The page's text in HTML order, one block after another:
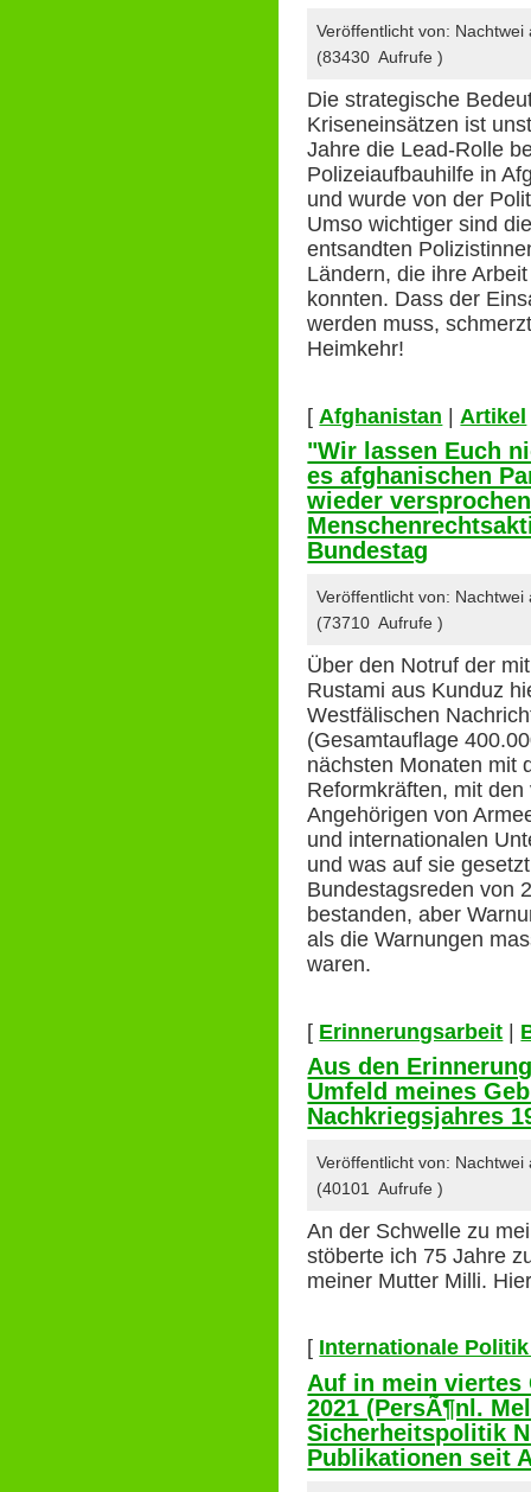
Veröffentlicht von:
(83430 Aufrufe )
Die strategische
Kriseneinsätzen ist
Jahre die Lead-Rolle
Polizeiaufbauhilfe in
und wurde von der
Umso wichtiger sind
entsandten
Ländern, die ihre
konnten. Dass der
werden muss,
Heimkehr!
[ Afghanistan | Artikel
"Wir lassen Euch
es afghanischen
wieder
Bundestag
Veröffentlicht von:
(73710 Aufrufe )
Über den Notruf der
Rustami aus Kunduz
Westfälischen
(Gesamtauflage
nächsten Monaten mit
Reformkräften, mit
Angehörigen von
und internationalen
und was auf sie
Bundestagsreden von
bestanden, aber
als die Warnungen
waren.
[ Erinnerungsarbeit |
Aus den
Umfeld meines
Nachkriegsjahres
Veröffentlicht von:
(40101 Aufrufe )
An der Schwelle zu
stöberte ich 75 Jahre
meiner Mutter Milli.
[ Internationale
Auf in mein viertes
2021 (PersÃ¶nl.
Sicherheitspolitik
Publikationen seit